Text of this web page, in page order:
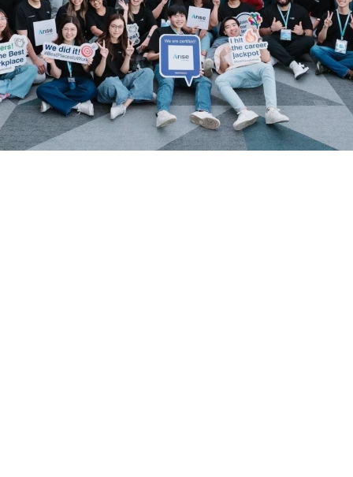
เข้าถึงข้อมูลเชิงลึกและสถิติ เพื่อเพิ่มความผูกพันและรักษา
พนักงาน
ไม่ใช่แค่การได้รับรางวัล แต่คือการสร้างความได้เปรียบในตลาดแรงงาน
ที่แสดงให้เห็นว่าองค์กรของคุณคือ "สถานที่ทำงานที่ยอดเยี่ยม" อย่าง
แท้จริง
เริ่มวัดผลองค์กรของคุณวันนี้